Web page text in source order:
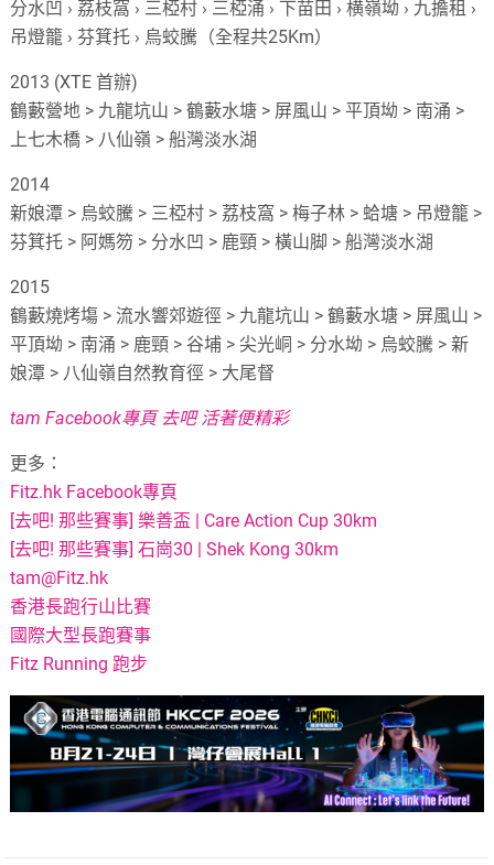
分水凹 › 荔枝窩 › 三椏村 › 三椏涌 › 下苗田 › 横嶺坳 › 九擔租 ›
吊燈籠 › 芬箕托 › 烏蛟騰（全程共25Km）
2013 (XTE 首辦)
鶴藪營地 > 九龍坑山 > 鶴藪水塘 > 屏風山 > 平頂坳 > 南涌 >
上七木橋 > 八仙嶺 > 船灣淡水湖
2014
新娘潭 > 烏蛟騰 > 三椏村 > 荔枝窩 > 梅子林 > 蛤塘 > 吊燈籠 >
芬箕托 > 阿媽笏 > 分水凹 > 鹿頸 > 橫山脚 > 船灣淡水湖
2015
鶴藪燒烤塲 > 流水響郊遊徑 > 九龍坑山 > 鶴藪水塘 > 屏風山 >
平頂坳 > 南涌 > 鹿頸 > 谷埔 > 尖光峒 > 分水坳 > 烏蛟騰 > 新
娘潭 > 八仙嶺自然教育徑 > 大尾督
tam Facebook專頁 去吧 活著便精彩
更多：
Fitz.hk Facebook專頁
[去吧! 那些賽事] 樂善盃 | Care Action Cup 30km
[去吧! 那些賽事] 石崗30 | Shek Kong 30km
tam@Fitz.hk
香港長跑行山比賽
國際大型長跑賽事
Fitz Running 跑步